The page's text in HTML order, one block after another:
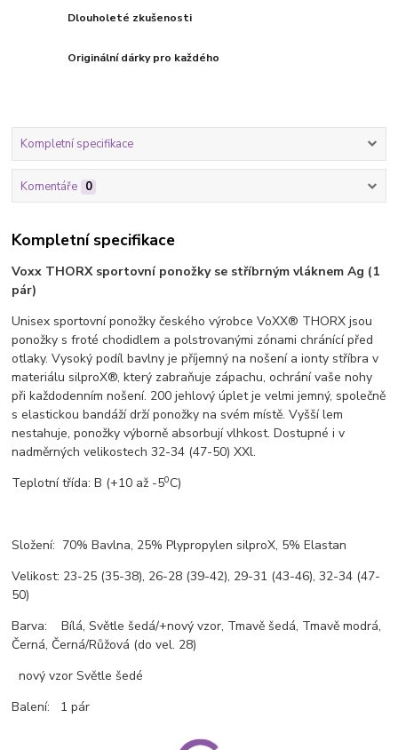
Dlouholeté zkušenosti
Originální dárky pro každého
Kompletní specifikace
Komentáře 0
Kompletní specifikace
Voxx THORX sportovní ponožky se stříbrným vláknem Ag (1
pár)
Unisex sportovní ponožky českého výrobce VoXX® THORX jsou
ponožky s froté chodidlem a polstrovanými zónami chránící před
otlaky. Vysoký podíl bavlny je příjemný na nošení a ionty stříbra v
materiálu silproX®, který zabraňuje zápachu, ochrání vaše nohy
při každodenním nošení. 200 jehlový úplet je velmi jemný, společně
s elastickou bandáží drží ponožky na svém místě. Vyšší lem
nestahuje, ponožky výborně absorbují vlhkost. Dostupné i v
nadměrných velikostech 32-34 (47-50) XXl.
Teplotní třída:B (+10 až -50C)
Složení: 70% Bavlna, 25% Plypropylen silproX, 5% Elastan
Velikost: 23-25 (35-38), 26-28 (39-42), 29-31 (43-46), 32-34 (47-
50)
Barva: Bílá, Světle šedá/+nový vzor, Tmavě šedá, Tmavě modrá,
Černá, Černá/Růžová (do vel. 28)
nový vzor Světle šedé
Balení: 1 pár